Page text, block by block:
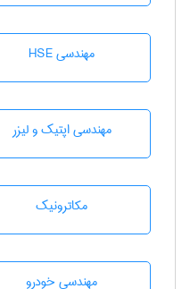
مهندسی HSE
مهندسی اپتیک و لیزر
مکاترونیک
مهندسی خودرو